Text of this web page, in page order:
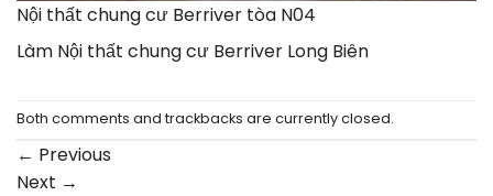
Nội thất chung cư Berriver tòa N04
Làm Nội thất chung cư Berriver Long Biên
Both comments and trackbacks are currently closed.
← Previous
Next →